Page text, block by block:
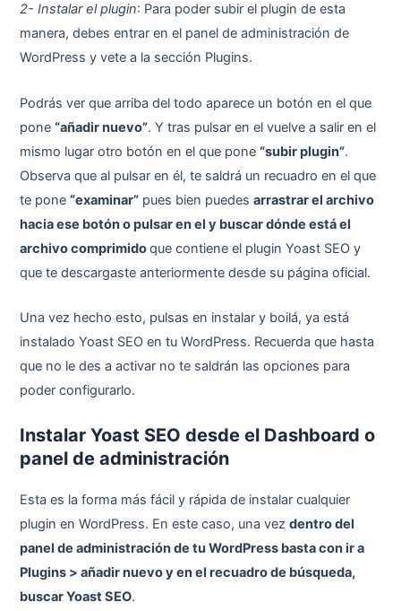
2- Instalar el plugin: Para poder subir el plugin de esta
manera, debes entrar en el panel de administración de
WordPress y vete a la sección Plugins.
Podrás ver que arriba del todo aparece un botón en el que
pone“añadir nuevo”. Y tras pulsar en el vuelve a salir en el
mismo lugar otro botón en el que pone“subir plugin”.
Observa que al pulsar en él, te saldrá un recuadro en el que
te pone“examinar” pues bien puedesarrastrar el archivo
hacia ese botón o pulsar en el y buscar dónde está el
archivo comprimidoque contiene el plugin Yoast SEO y
que te descargaste anteriormente desde su página oficial.
Una vez hecho esto, pulsas en instalar y boilá, ya está
instalado Yoast SEO en tu WordPress. Recuerda que hasta
que no le des a activar no te saldrán las opciones para
poder configurarlo.
Instalar Yoast SEO desde el Dashboard o
panel de administración
Esta es la forma más fácil y rápida de instalar cualquier
plugin en WordPress. En este caso, una vezdentro del
panel de administración de tu WordPress basta con ir a
Plugins > añadir nuevo y en el recuadro de búsqueda,
buscar Yoast SEO.